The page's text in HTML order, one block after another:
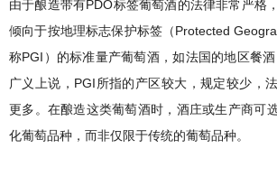
由于酿造带有PDO标签葡萄酒的法律非常严格
倾向于按地理标志保护标签（Protected
称PGI）的标准量产葡萄酒，如法国的地区餐
广义上说，PGI所指的产区较大，规定较少，
更多。在酿造这类葡萄酒时，酒庄或生产商可
化葡萄品种，而非仅限于传统的葡萄品种。